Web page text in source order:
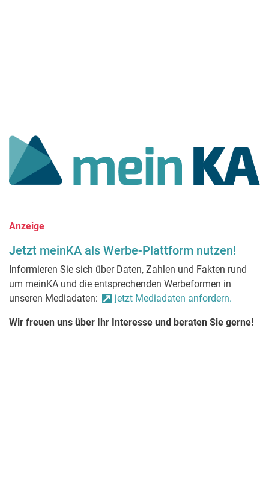
Anzeige
Jetzt meinKA als Werbe-Plattform nutzen!
Informieren Sie sich über Daten, Zahlen und Fakten rund
um meinKA und die entsprechenden Werbeformen in
unseren Mediadaten:
jetzt Mediadaten anfordern.
Wir freuen uns über Ihr Interesse und beraten Sie gerne!